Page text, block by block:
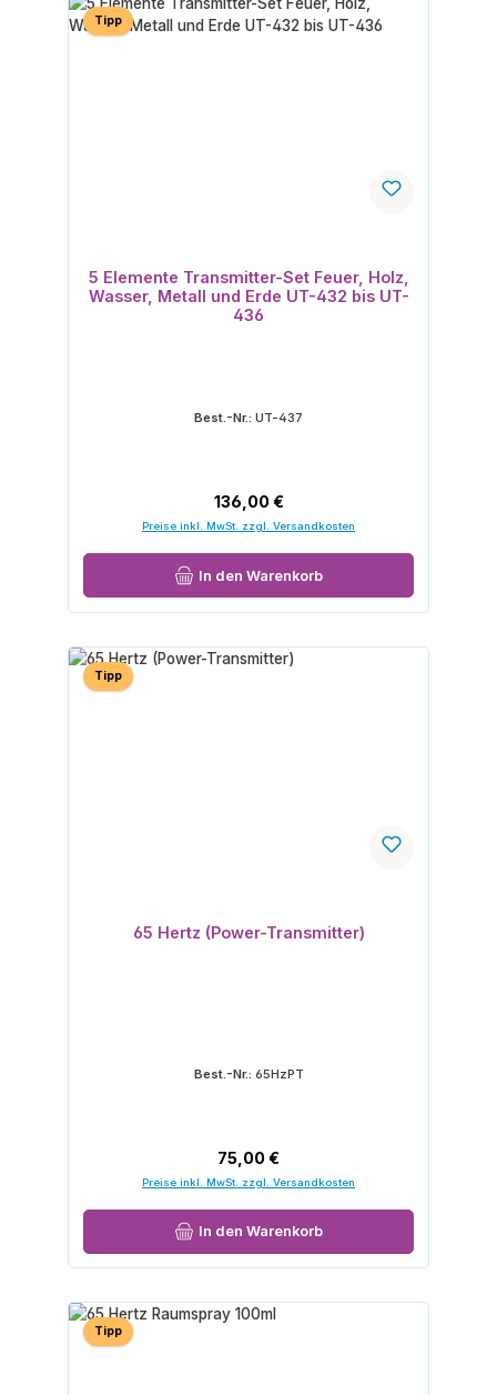
Tipp
5 Elemente Transmitter-Set Feuer, Holz,
Wasser, Metall und Erde UT-432 bis UT-
436
Best.-Nr.: UT-437
Regulärer Preis:
136,00 €
Preise inkl. MwSt. zzgl. Versandkosten
In den Warenkorb
Tipp
65 Hertz (Power-Transmitter)
Best.-Nr.: 65HzPT
Regulärer Preis:
75,00 €
Preise inkl. MwSt. zzgl. Versandkosten
In den Warenkorb
Tipp